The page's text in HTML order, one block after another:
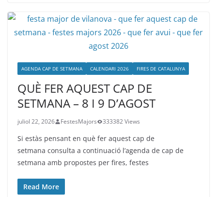
AGENDA CAP DE SETMANA CALENDARI 2026 FIRES DE CATALUNYA
QUÈ FER AQUEST CAP DE
SETMANA – 8 I 9 D’AGOST
juliol 22, 2026 FestesMajors 333382 Views
Si estàs pensant en què fer aquest cap de
setmana consulta a continuació l’agenda de cap de
setmana amb propostes per fires, festes
Read More